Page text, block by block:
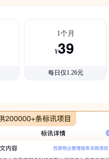
1个月
¥39
每日仅1.26元